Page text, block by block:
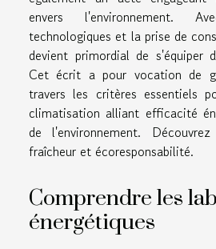
envers l'environnement.
technologiques et la prise de
devient primordial de s'équiper
Cet écrit a pour vocation de
travers les critères essentiels
climatisation alliant efficacité
de l'environnement.
fraîcheur et écoresponsabilité.
Comprendre les
énergétiques